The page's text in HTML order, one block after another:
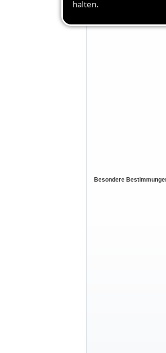
Teilnahmeberechtigung:
Besondere